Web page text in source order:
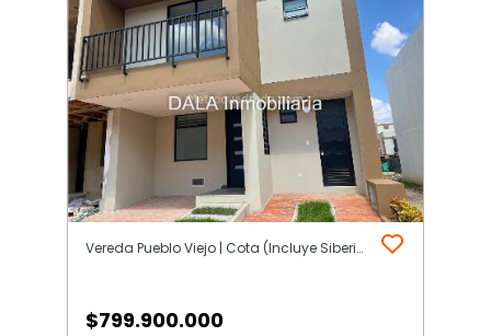
Vereda Pueblo Viejo | Cota (Incluye Siberia)
$799.900.000